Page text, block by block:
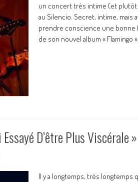
un concert très intime (et
au Silencio. Secret, intime,
prendre conscience une
de son nouvel album « Flamingo ».
D’être Plus Viscérale »
Il y a longtemps, très